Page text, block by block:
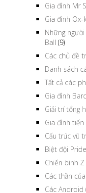
Gia đình Mr
Gia đình Ox-
Những
Ball (9)
Các chủ đề
Danh sách
Tất cả các
Gia đình
Giải trí tổng
Gia đình tiến
Cấu trúc vũ
Biệt đội
Chiến binh Z
Các thần
Các